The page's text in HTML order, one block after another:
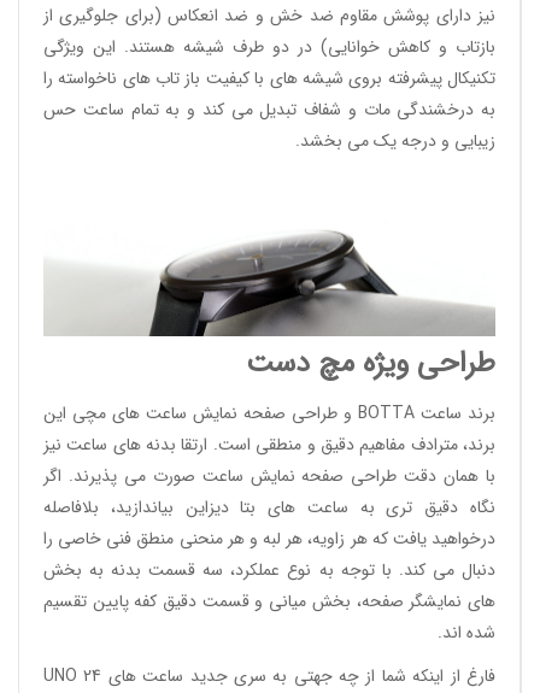
نیز دارای پوشش مقاوم ضد خش و ضد انعکاس (برای جلوگیری از
بازتاب و کاهش خوانایی) در دو طرف شیشه هستند. این ویژگی
تکنیکال پیشرفته بروی شیشه های با کیفیت باز تاب های ناخواسته را
به درخشندگی مات و شفاف تبدیل می کند و به تمام ساعت حس
زیبایی و درجه یک می بخشد.
طراحی ویژه مچ دست
برند ساعت BOTTA و طراحی صفحه نمایش ساعت های مچی این
برند، مترادف مفاهیم دقیق و منطقی است. ارتقا بدنه های ساعت نیز
با همان دقت طراحی صفحه نمایش ساعت صورت می پذیرند. اگر
نگاه دقیق تری به ساعت های بتا دیزاین بیاندازید، بلافاصله
درخواهید یافت که هر زاویه، هر لبه و هر منحنی منطق فنی خاصی را
دنبال می کند. با توجه به نوع عملکرد، سه قسمت بدنه به بخش
های نمایشگر صفحه، بخش میانی و قسمت دقیق کفه پایین تقسیم
شده اند.
فارغ از اینکه شما از چه جهتی به سری جدید ساعت های UNO 24